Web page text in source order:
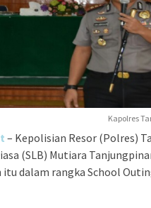
Kapolres
– Kepolisian Resor (Polres)
(SLB) Mutiara
itu dalam rangka School